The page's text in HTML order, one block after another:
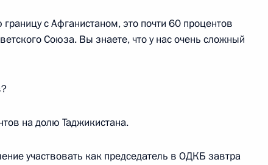
брошюра со статьёй
и будущим»
с Афганистаном, это почти 60 процентов
Союза. Вы знаете, что у нас очень сложный
на долю Таджикистана.
участвовать как председатель в ОДКБ завтра